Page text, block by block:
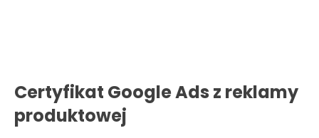
Certyfikat Google Ads z reklamy
produktowej